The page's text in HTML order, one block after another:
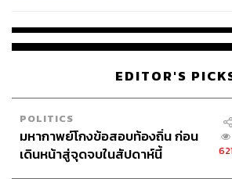
EDITOR'S
POLITICS
มหากาพย์โกงข้อสอบท้องถิ่น ก่อน
เดินหน้าสู่จุดจบในสัปดาห์นี้
621